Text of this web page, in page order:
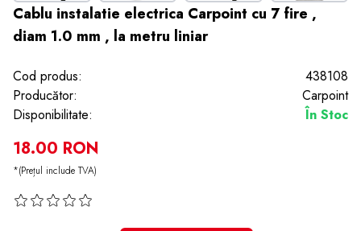
Cablu instalatie electrica Carpoint cu 7 fire ,
diam 1.0 mm , la metru liniar
Cod produs:
438108
Producător:
Carpoint
Disponibilitate:
În Stoc
18.00 RON
*(Prețul include TVA)